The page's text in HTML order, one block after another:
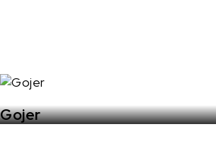
Gojer